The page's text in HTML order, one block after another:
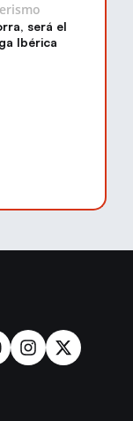
será el
Ibérica